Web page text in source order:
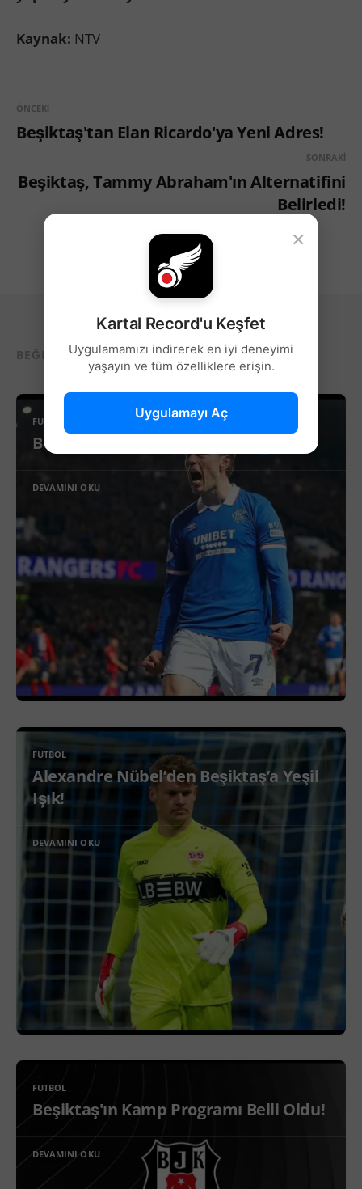
Kaynak: NTV
ÖNCEKI
Beşiktaş'tan Elan Ricardo'ya Yeni Adres!
SONRAKI
Beşiktaş, Tammy Abraham'ın Alternatifini
Belirledi!
BEĞENEBILECEĞIN DIĞER YAZILAR...
FUTBOL
Beşiktaş’ta Sağ Kanat İçin Yeni Aday!
DEVAMINI OKU
FUTBOL
Alexandre Nübel’den Beşiktaş’a Yeşil
Işık!
DEVAMINI OKU
FUTBOL
Beşiktaş'ın Kamp Programı Belli Oldu!
DEVAMINI OKU
×
Kartal Record'u Keşfet
Uygulamamızı indirerek en iyi deneyimi
yaşayın ve tüm özelliklere erişin.
Uygulamayı Aç